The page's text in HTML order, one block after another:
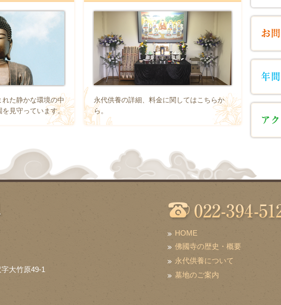
た静かな環境の中
見守っています。
永代供養の詳細、料金に関してはこちらか
ら。
大竹原49-1
HOME
佛國寺の歴史・概要
永代供養について
墓地のご案内